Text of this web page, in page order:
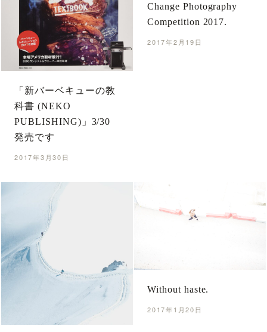
「新バーベキューの教
科書 (NEKO
PUBLISHING)」3/30
発売です
2017年3月30日
Change Photography
Competition 2017.
2017年2月19日
Without haste.
2017年1月20日